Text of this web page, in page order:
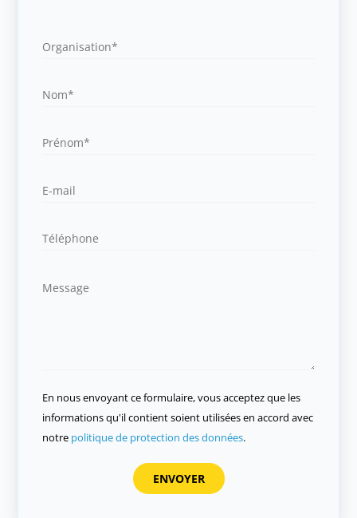
En nous envoyant ce formulaire, vous acceptez que les
informations qu'il contient soient utilisées en accord avec
notre politique de protection des données.